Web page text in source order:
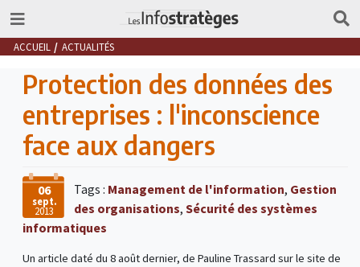
ACCUEIL ACTUALITÉS
Protection des données des
entreprises : l'inconscience
face aux dangers
06
sept.
2013
Tags : Management de l'information, Gestion
des organisations, Sécurité des systèmes
informatiques
Un article daté du 8 août dernier, de Pauline Trassard sur le site de